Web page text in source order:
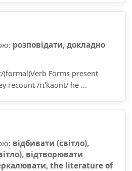
розповідати, докладно
(formal)Verb Forms present
recount /rɪˈkaʊnt/ he ...
відбивати (світло),
відтворювати
the literature of